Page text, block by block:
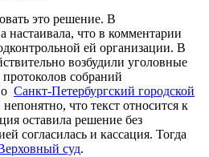
это решение. В
настаивала, что в комментарии
ей организации. В
возбудили уголовные
собраний
Санкт-Петербургский городской
что текст относится к
оставила решение без
согласилась и кассация. Тогда
суд.